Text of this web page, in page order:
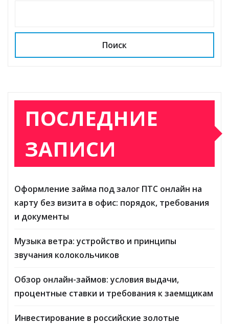
Поиск
ПОСЛЕДНИЕ
ЗАПИСИ
Оформление займа под залог ПТС онлайн на
карту без визита в офис: порядок, требования
и документы
Музыка ветра: устройство и принципы
звучания колокольчиков
Обзор онлайн-займов: условия выдачи,
процентные ставки и требования к заемщикам
Инвестирование в российские золотые